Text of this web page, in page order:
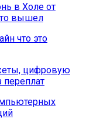
в Холе от
вышел
что это
цифровую
переплат